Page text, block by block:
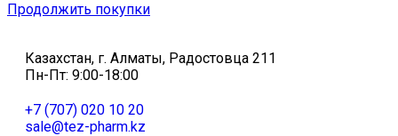
Продолжить покупки
Казахстан, г. Алматы, Радостовца 211
Пн-Пт: 9:00-18:00
+7 (707) 020 10 20
sale@tez-pharm.kz